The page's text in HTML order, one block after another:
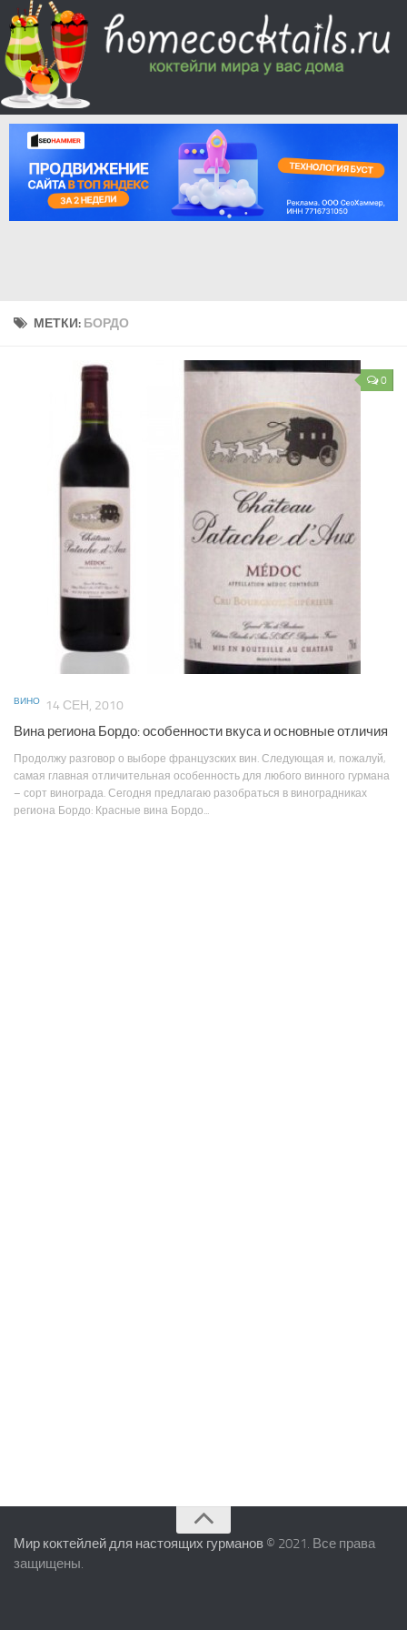
МЕТКИ: БОРДО
0
ВИНО 14 СЕН, 2010
Вина региона Бордо: особенности вкуса и основные отличия
Продолжу разговор о выборе французских вин. Следующая и, пожалуй,
самая главная отличительная особенность для любого винного гурмана
– сорт винограда. Сегодня предлагаю разобраться в виноградниках
региона Бордо: Красные вина Бордо...
Мир коктейлей для настоящих гурманов © 2021. Все права
защищены.